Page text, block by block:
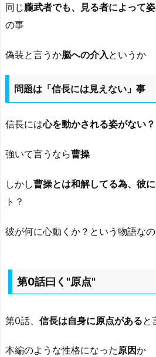
同じ朧武者でも、見る者によって
の事
偽装と言うか脳への介入 というか
問題は「信長には見えない」事
信長には心を動かされる姿がない？
強いて言うなら曹操
しかし曹操とは和解してる為、彼
ト？
彼が何に心動くか？という物語な
第0話曰く"原点"
第0話、 信長は自身に原点があると
本編のような性格になった原因か